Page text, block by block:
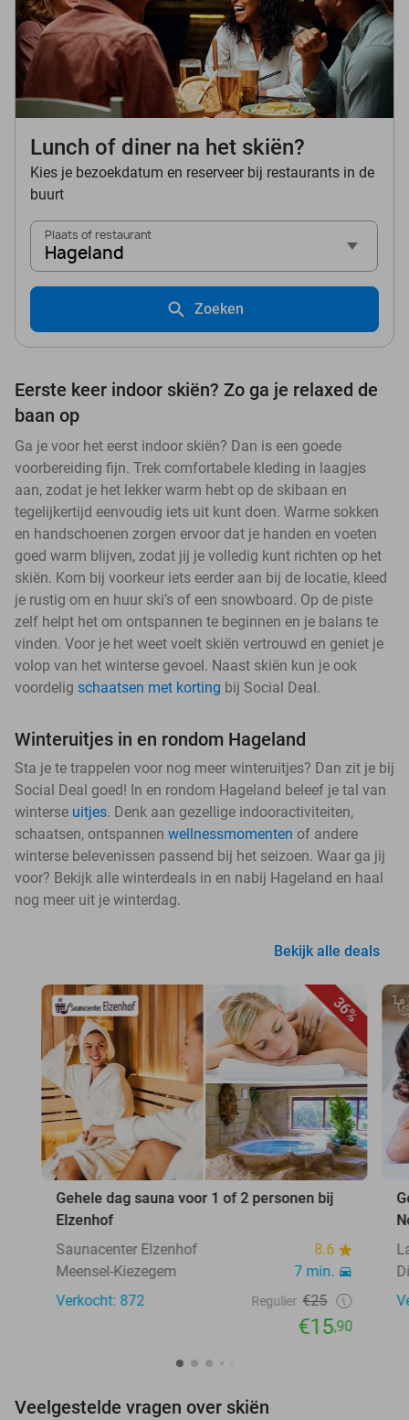
Lunch of diner na het skiën?
Kies je bezoekdatum en reserveer bij restaurants in de
buurt
Plaats of restaurant
Hageland
Zoeken
Eerste keer indoor skiën? Zo ga je relaxed de
baan op
Ga je voor het eerst indoor skiën? Dan is een goede
voorbereiding fijn. Trek comfortabele kleding in laagjes
aan, zodat je het lekker warm hebt op de skibaan en
tegelijkertijd eenvoudig iets uit kunt doen. Warme sokken
en handschoenen zorgen ervoor dat je handen en voeten
goed warm blijven, zodat jij je volledig kunt richten op het
skiën. Kom bij voorkeur iets eerder aan bij de locatie, kleed
je rustig om en huur ski’s of een snowboard. Op de piste
zelf helpt het om ontspannen te beginnen en je balans te
vinden. Voor je het weet voelt skiën vertrouwd en geniet je
volop van het winterse gevoel. Naast skiën kun je ook
voordelig schaatsen met korting bij Social Deal.
Winteruitjes in en rondom Hageland
Sta je te trappelen voor nog meer winteruitjes? Dan zit je bij
Social Deal goed! In en rondom Hageland beleef je tal van
winterse uitjes. Denk aan gezellige indooractiviteiten,
schaatsen, ontspannen wellnessmomenten of andere
winterse belevenissen passend bij het seizoen. Waar ga jij
voor? Bekijk alle winterdeals in en nabij Hageland en haal
nog meer uit je winterdag.
Bekijk alle deals
36%
Gehele dag sauna voor 1 of 2 personen bij
Elzenhof
Saunacenter Elzenhof
8.6
Meensel-Kiezegem
7 min.
Verkocht: 872
Regulier €25
€15,90
Veelgestelde vragen over skiën